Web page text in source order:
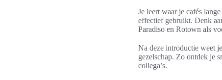
Je leert waar je cafés
effectief gebruikt. Denk
Paradiso en Rotown als
Na deze introductie weet
gezelschap. Zo ontdek je
collega’s.